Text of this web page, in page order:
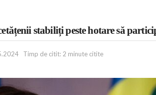
stabiliți peste hotare să
Timp de citit: 2 minute citite